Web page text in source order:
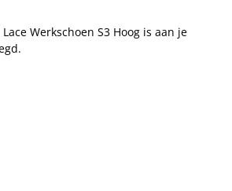
Werkschoen S3 Hoog is aan je